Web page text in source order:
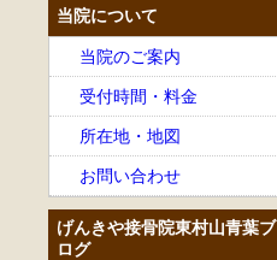
当院について
当院のご案内
受付時間・料金
所在地・地図
お問い合わせ
げんきや接骨院東村山青葉ブ
ログ